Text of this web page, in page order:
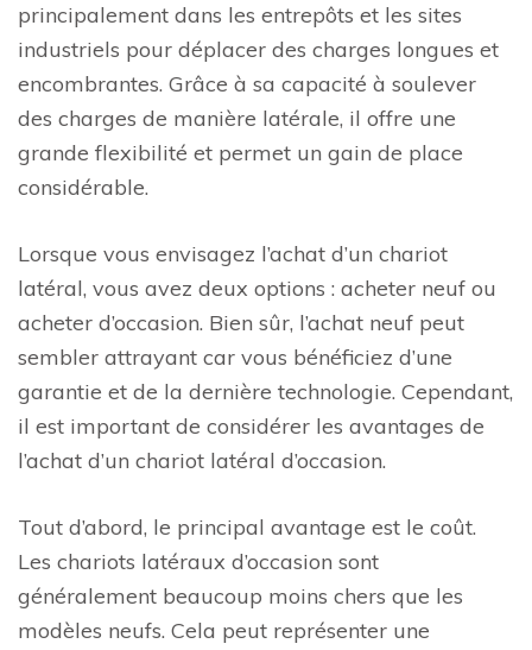
principalement dans les entrepôts et les sites
industriels pour déplacer des charges longues et
encombrantes. Grâce à sa capacité à soulever
des charges de manière latérale, il offre une
grande flexibilité et permet un gain de place
considérable.
Lorsque vous envisagez l’achat d’un chariot
latéral, vous avez deux options : acheter neuf ou
acheter d’occasion. Bien sûr, l’achat neuf peut
sembler attrayant car vous bénéficiez d’une
garantie et de la dernière technologie. Cependant,
il est important de considérer les avantages de
l’achat d’un chariot latéral d’occasion.
Tout d’abord, le principal avantage est le coût.
Les chariots latéraux d’occasion sont
généralement beaucoup moins chers que les
modèles neufs. Cela peut représenter une